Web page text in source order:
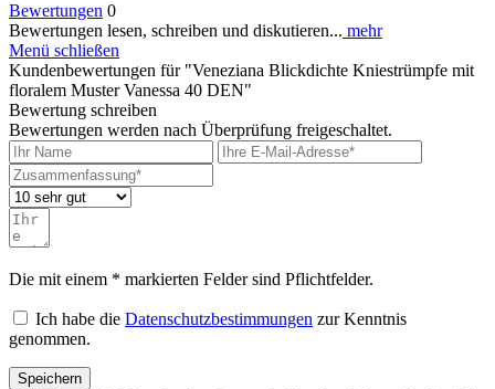
Bewertungen 0
Bewertungen lesen, schreiben und diskutieren... mehr
Menü schließen
Kundenbewertungen für "Veneziana Blickdichte Kniestrümpfe mit
floralem Muster Vanessa 40 DEN"
Bewertung schreiben
Bewertungen werden nach Überprüfung freigeschaltet.
Die mit einem * markierten Felder sind Pflichtfelder.
Ich habe die Datenschutzbestimmungen zur Kenntnis
genommen.
Speichern